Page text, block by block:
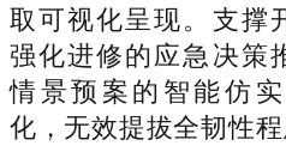
取可视化呈现。支撑
强化进修的应急决策
情景预案的智能仿
化，无效提拔全韧性程